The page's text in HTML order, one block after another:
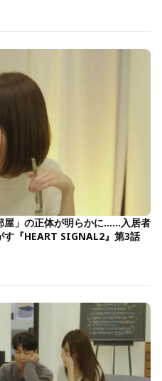
屋」の正体が明らかに……入居者
『HEART SIGNAL2』第3話